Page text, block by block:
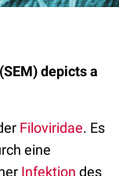
depicts a
Filoviridae. Es
eine
Infektion des